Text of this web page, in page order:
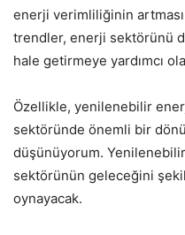
enerji verimliliğinin
trendler, enerji sektörünü
hale getirmeye yardımcı
Özellikle, yenilenebilir
sektöründe önemli bir
düşünüyorum.
sektörünün geleceğini
oynayacak.